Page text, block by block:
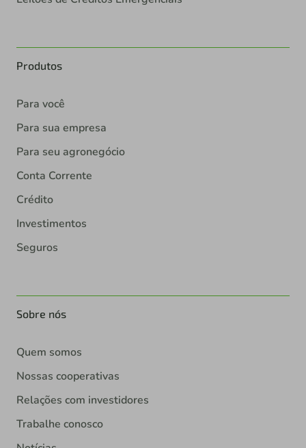
Produtos
Para você
Para sua empresa
Para seu agronegócio
Conta Corrente
Crédito
Investimentos
Seguros
Sobre nós
Quem somos
Nossas cooperativas
Relações com investidores
Trabalhe conosco